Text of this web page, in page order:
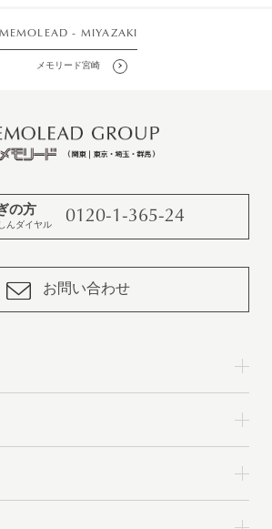
MEMOLEAD - MIYAZAKI
メモリード宮崎
の方
んダイヤル 0120-1-365-24
お問い合わせ